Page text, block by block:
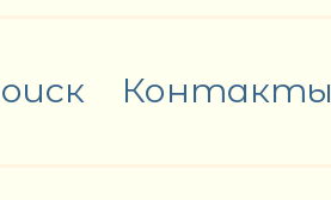
Контакты